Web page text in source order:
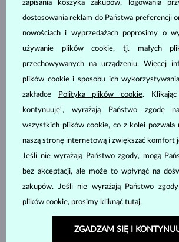
RÓŻOWE ZŁOTO
SŁODKOWODNYCH
780 zł
BIAŁE ZŁOTO
SŁODKOWODNYCH
ŻÓŁTE ZŁOTO
3 580 zł
BIAŁE ZŁOTO
SŁODKOWODNYCH
zapisania koszyka zakupów, logowania
dostosowania reklam do Państwa preferencji
nowościach i wyprzedażach poprosimy o
używanie plików cookie, tj. małych
przechowywanych na urządzeniu. Więcej
plików cookie i sposobu ich
zakładce
Polityka plików cookie.
kontynuuję", wyrażają Państwo zgodę
wszystkich plików cookie, co z kolei pozwala
naszą stronę internetową i zwiększać komfort
Jeśli nie wyrażają Państwo zgody, mogą
bez akceptacji, ale może to wpłynąć na
zakupów. Jeśli nie wyrażają Państwo
plików cookie, prosimy kliknąć tutaj.
ZGADZAM SIĘ I